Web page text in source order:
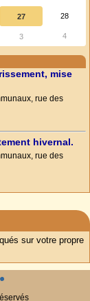
27 28
3 4
mise
rue des
hivernal.
rue des
sur votre propre